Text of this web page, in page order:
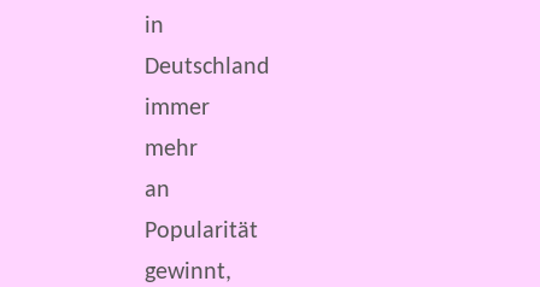
in
Deutschland
immer
mehr
an
Popularität
gewinnt,